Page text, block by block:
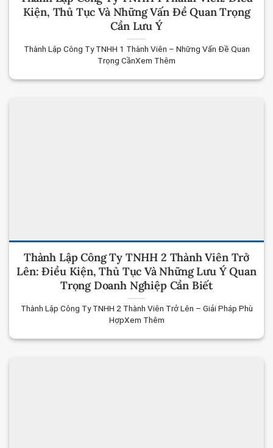
Kiện, Thủ Tục Và Những Vấn Đề Quan Trọng
Cần Lưu Ý
Thành Lập Công Ty TNHH 1 Thành Viên – Những Vấn Đề Quan
Trọng CầnXem Thêm
Thành Lập Công Ty TNHH 2 Thành Viên Trở
Lên: Điều Kiện, Thủ Tục Và Những Lưu Ý Quan
Trọng Doanh Nghiệp Cần Biết
Thành Lập Công Ty TNHH 2 Thành Viên Trở Lên – Giải Pháp Phù
HợpXem Thêm